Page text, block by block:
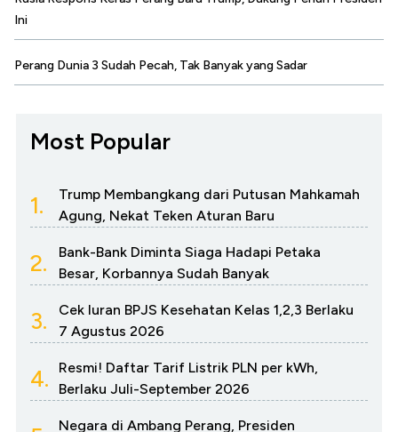
Ini
Perang Dunia 3 Sudah Pecah, Tak Banyak yang Sadar
Most Popular
1.
Trump Membangkang dari Putusan Mahkamah
Agung, Nekat Teken Aturan Baru
2.
Bank-Bank Diminta Siaga Hadapi Petaka
Besar, Korbannya Sudah Banyak
3.
Cek Iuran BPJS Kesehatan Kelas 1,2,3 Berlaku
7 Agustus 2026
4.
Resmi! Daftar Tarif Listrik PLN per kWh,
Berlaku Juli-September 2026
Negara di Ambang Perang, Presiden